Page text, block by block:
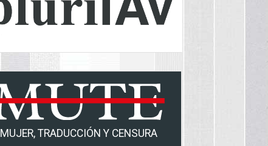
MUJER, TRADUCCIÓN Y CENSURA